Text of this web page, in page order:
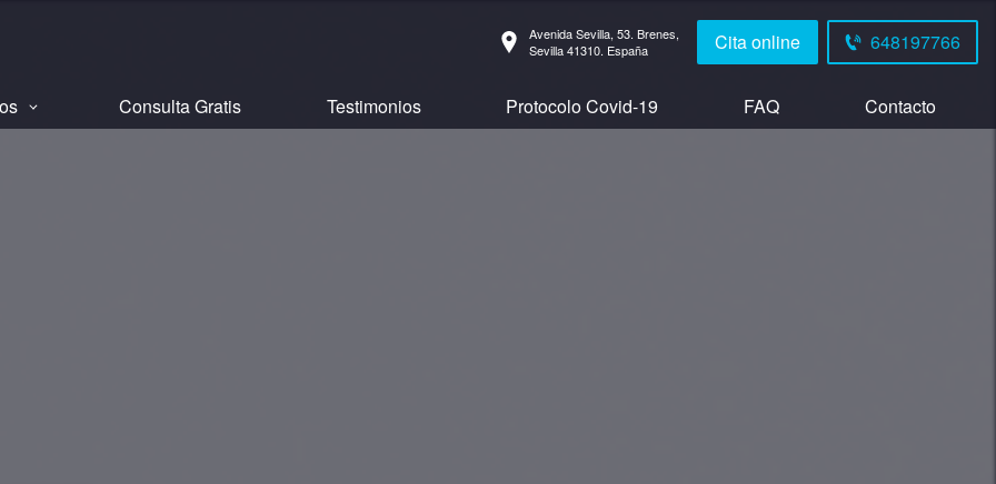
Avenida Sevilla, 53. Brenes,
Sevilla41310. España Cita online 648197766
Consulta Gratis Testimonios Protocolo Covid-19 FAQ Contacto